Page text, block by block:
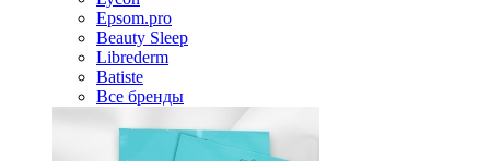
Epsom.pro
Beauty Sleep
Librederm
Batiste
Все бренды